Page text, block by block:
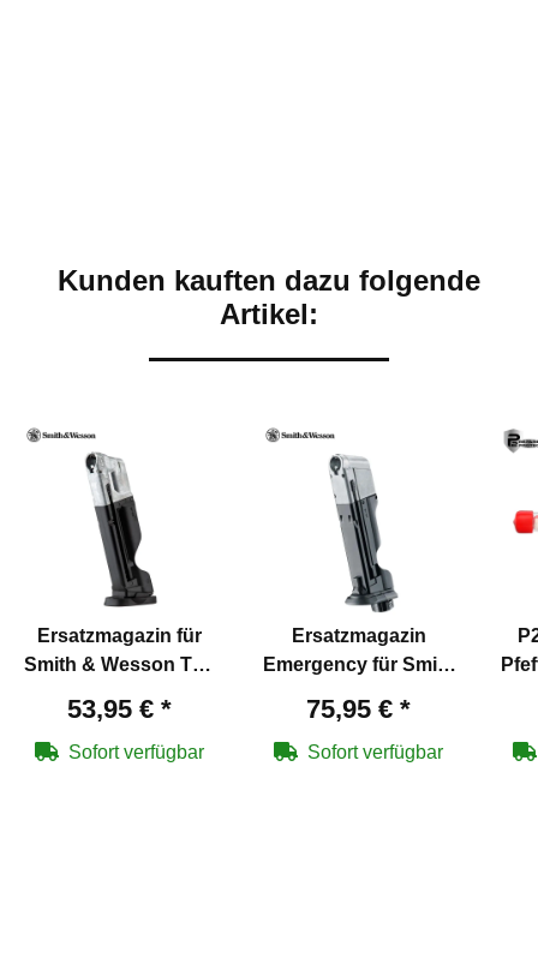
Kunden kauften dazu folgende
Artikel:
Ersatzmagazin für
Smith & Wesson T4E
Marker cal .43
53,95 € *
Sofort verfügbar
Ersatzmagazin
Emergency für Smith
2.0 Training Marker
cal .43
75,95 € *
Sofort verfügbar